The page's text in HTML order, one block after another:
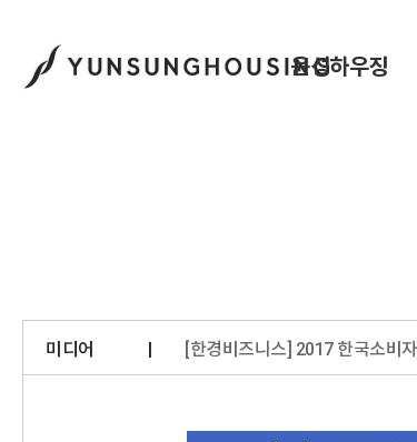
윤성하우징
미디어 [한경비즈니스] 2017 한국소비